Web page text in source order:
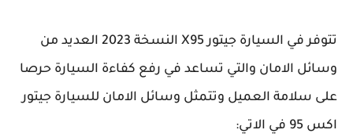
تتوفر في السيارة جيتور X95 النسخة 2023 العديد من
وسائل الامان والتي تساعد في رفع كفاءة السيارة حرصا
على سلامة العميل وتتمثل وسائل الامان للسيارة جيتور
اكس 95 في الاتي: